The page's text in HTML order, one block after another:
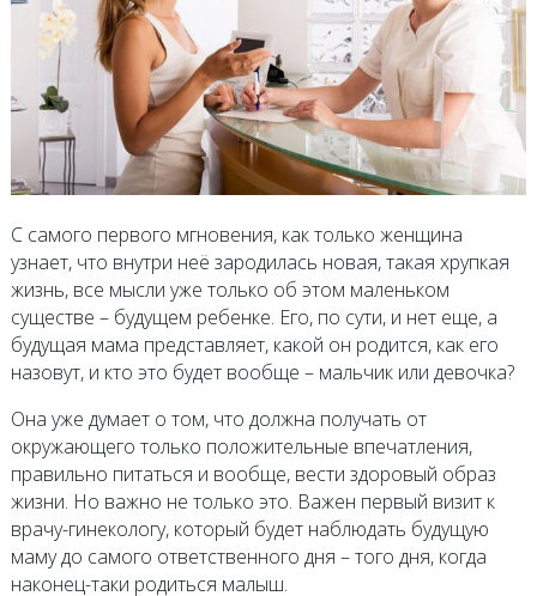
С самого первого мгновения, как только женщина
узнает, что внутри неё зародилась новая, такая хрупкая
жизнь, все мысли уже только об этом маленьком
существе – будущем ребенке. Его, по сути, и нет еще, а
будущая мама представляет, какой он родится, как его
назовут, и кто это будет вообще – мальчик или девочка?
Она уже думает о том, что должна получать от
окружающего только положительные впечатления,
правильно питаться и вообще, вести здоровый образ
жизни. Но важно не только это. Важен первый визит к
врачу-гинекологу, который будет наблюдать будущую
маму до самого ответственного дня – того дня, когда
наконец-таки родиться малыш.